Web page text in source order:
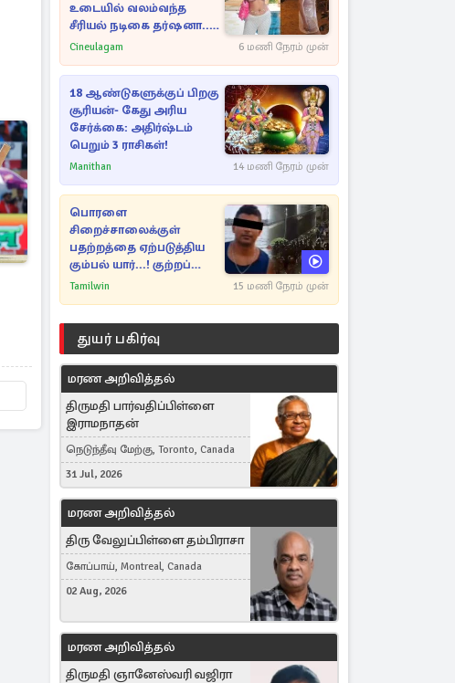
உடையில் வலம்வந்த
சீரியல் நடிகை தர்ஷனா...
அவரே வெளியிட்ட
Cineulagam 6 மணி நேரம் முன்
18 ஆண்டுகளுக்குப் பிறகு
சூரியன்- கேது அரிய
சேர்க்கை: அதிர்ஷ்டம்
பெறும் 3 ராசிகள்!
Manithan 14 மணி நேரம் முன்
பொரளை
சிறைச்சாலைக்குள்
பதற்றத்தை ஏற்படுத்திய
கும்பல் யார்...! குற்றப்
பின்னணி தொடர்பில்
Tamilwin 15 மணி நேரம் முன்
துயர் பகிர்வு
மரண அறிவித்தல்
திருமதி பார்வதிப்பிள்ளை
இராமநாதன்
நெடுந்தீவு மேற்கு, Toronto, Canada
31 Jul, 2026
மரண அறிவித்தல்
திரு வேலுப்பிள்ளை தம்பிராசா
கோப்பாய், Montreal, Canada
02 Aug, 2026
மரண அறிவித்தல்
திருமதி ஞானேஸ்வரி வஜிரா